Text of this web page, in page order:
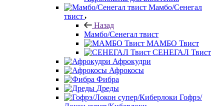
Мамбо/Сенегал
твист
Назад
Мамбо/Сенегал твист
МАМБО Твист
СЕНЕГАЛ Твист
Афрокудри
Афрокосы
Фибра
Дреды
Гофрэ/